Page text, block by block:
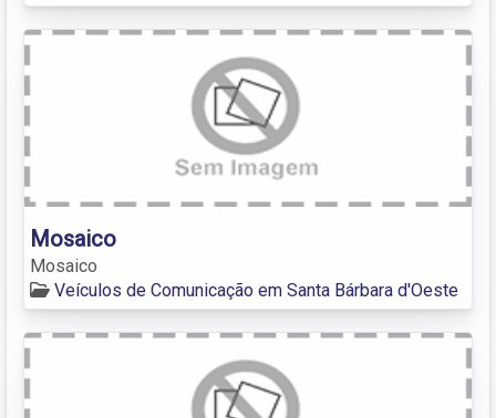
Mosaico
Mosaico
Veículos de Comunicação em Santa Bárbara d'Oeste